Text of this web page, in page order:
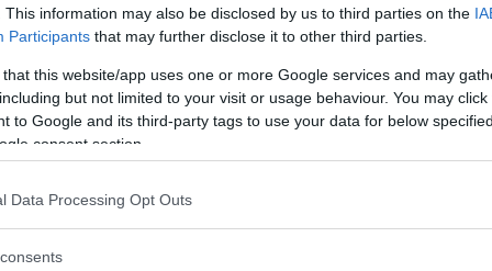
This information may also be disclosed by us to third parties on the
Participants that may further disclose it to other third parties.
that this website/app uses one or more Google services and may
but not limited to your visit or usage behaviour. You may
to Google and its third-party tags to use your data for below
consent section.
Data Processing Opt Outs